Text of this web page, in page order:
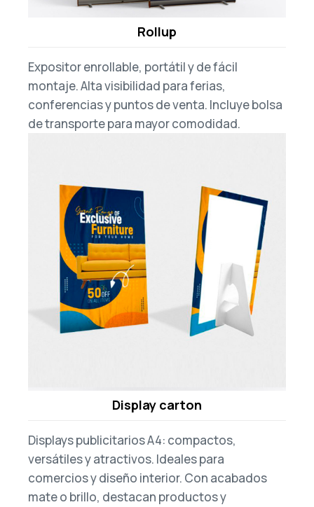
Rollup
Expositor enrollable, portátil y de fácil
montaje. Alta visibilidad para ferias,
conferencias y puntos de venta. Incluye bolsa
de transporte para mayor comodidad.
Display carton
Displays publicitarios A4: compactos,
versátiles y atractivos. Ideales para
comercios y diseño interior. Con acabados
mate o brillo, destacan productos y